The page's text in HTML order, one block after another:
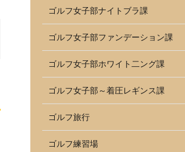
ゴルフ女子部ナイトブラ課
ゴルフ女子部ファンデーション課
ゴルフ女子部ホワイト二ング課
ゴルフ女子部～着圧レギンス課
ゴルフ旅行
ゴルフ練習場